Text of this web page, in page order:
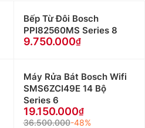
Bếp Từ Đôi Bosch
PPI82560MS Series 8
9.750.000
Máy Rửa Bát Bosch Wifi
SMS6ZCI49E 14 Bộ
Series 6
19.150.000
36.500.000-48%